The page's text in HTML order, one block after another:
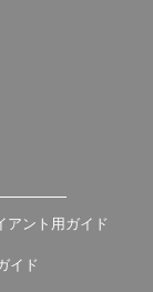
アント用ガイド
イド